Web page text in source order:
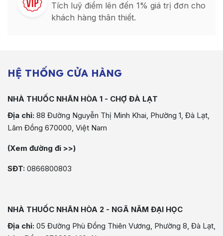
Tích luỹ điểm lên đến 1% giá trị đơn cho
khách hàng thân thiết.
HỆ THỐNG CỬA HÀNG
NHÀ THUỐC NHÂN HÒA 1 - CHỢ ĐÀ LẠT
Địa chỉ: 88 Đường Nguyễn Thị Minh Khai, Phường 1, Đà Lạt,
Lâm Đồng 670000, Việt Nam
(Xem đường đi >>)
SĐT: 0866800803
NHÀ THUỐC NHÂN HÒA 2 - NGÃ NĂM ĐẠI HỌC
Địa chỉ: 05 Đường Phù Đổng Thiên Vương, Phường 8, Đà Lạt,